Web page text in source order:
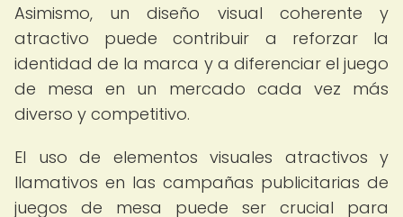
Asimismo, un diseño visual coherente y
atractivo puede contribuir a reforzar la
identidad de la marca y a diferenciar el juego
de mesa en un mercado cada vez más
diverso y competitivo.
El uso de elementos visuales atractivos y
llamativos en las campañas publicitarias de
juegos de mesa puede ser crucial para